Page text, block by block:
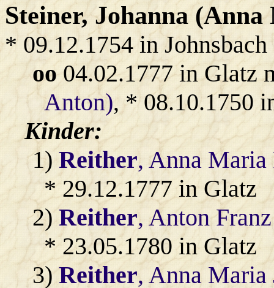
Steiner, Johanna
* 09.12.1754 in Johnsbach
oo04.02.1777 in Glatz
Anton), * 08.10.1750
Kinder:
1)Reither, Anna Maria
* 29.12.1777 in Glatz
2)Reither, Anton
* 23.05.1780 in Glatz
3)Reither, Anna Maria